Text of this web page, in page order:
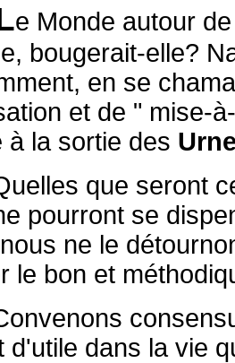
e Monde autour
bougerait-elle?
en se
et de " mise-
à la sortie des
que seront ces
pourront se
ne le
le bon et
d'utile dans la vie